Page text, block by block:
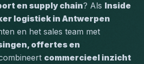
en supply chain? Als Inside
logistiek in Antwerpen
offertes en
commercieel inzicht